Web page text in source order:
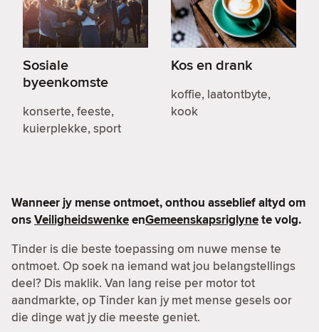
Sosiale
byeenkomste
konserte, feeste,
kuierplekke, sport
Kos en drank
koffie, laatontbyte,
kook
Wanneer jy mense ontmoet, onthou asseblief altyd om
onsVeiligheidswenkeenGemeenskapsriglynete volg.
Tinder is die beste toepassing om nuwe mense te
ontmoet. Op soek na iemand wat jou belangstellings
deel? Dis maklik. Van lang reise per motor tot
aandmarkte, op Tinder kan jy met mense gesels oor
die dinge wat jy die meeste geniet.